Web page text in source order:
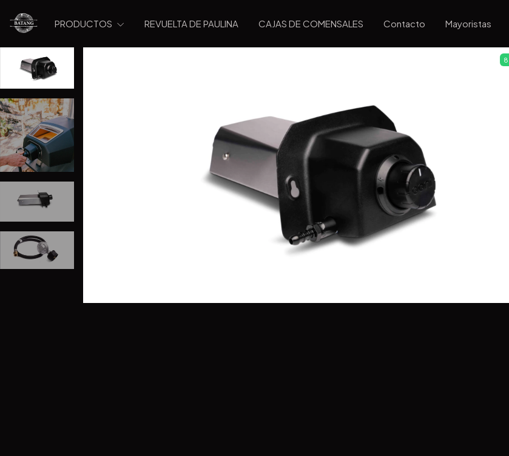
PRODUCTOS REVUELTA DE PAULINA CAJAS DE COMENSALES Contacto Mayoristas
8